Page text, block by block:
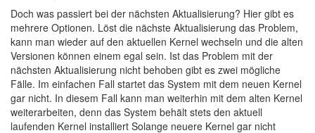
Doch was passiert bei der nächsten Aktualisierung? Hier gibt es
mehrere Optionen. Löst die nächste Aktualisierung das Problem,
kann man wieder auf den aktuellen Kernel wechseln und die alten
Versionen können einem egal sein. Ist das Problem mit der
nächsten Aktualisierung nicht behoben gibt es zwei mögliche
Fälle. Im einfachen Fall startet das System mit dem neuen Kernel
gar nicht. In diesem Fall kann man weiterhin mit dem alten Kernel
weiterarbeiten, denn das System behält stets den aktuell
laufenden Kernel installiert Solange neuere Kernel gar nicht